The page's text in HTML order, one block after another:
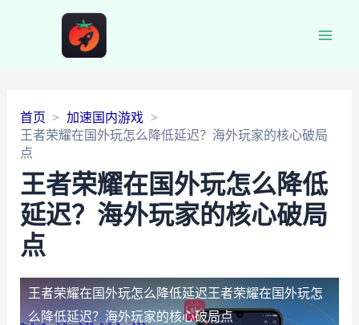
首页
加速国内游戏
王者荣耀在国外玩怎么降低延迟？海外玩家的核心破局
点
王者荣耀在国外玩怎么降低
延迟？海外玩家的核心破局
点
王者荣耀在国外玩怎么降低延迟王者荣耀在国外玩怎
么降低延迟？海外玩家的核心破局点